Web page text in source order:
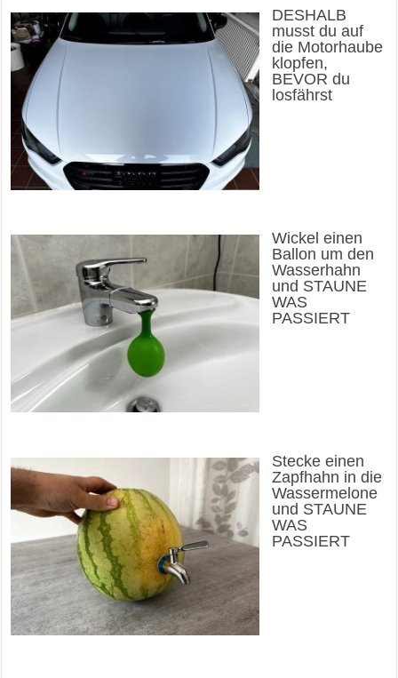
DESHALB
musst du auf
die Motorhaube
klopfen,
BEVOR du
losfährst
Wickel einen
Ballon um den
Wasserhahn
und STAUNE
WAS
PASSIERT
Stecke einen
Zapfhahn in die
Wassermelone
und STAUNE
WAS
PASSIERT